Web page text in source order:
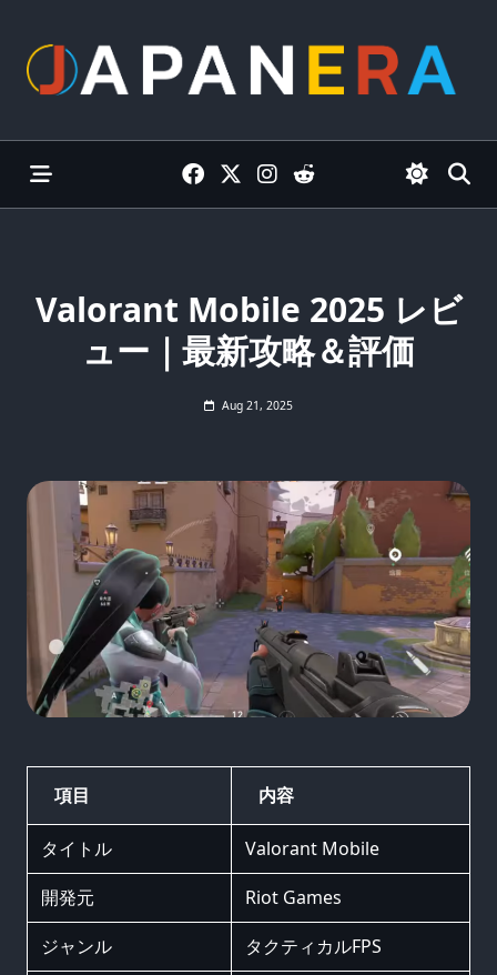
content
Valorant Mobile 2025 レビ
ュー｜最新攻略＆評価
Aug 21, 2025
項目 内容
タイトル
Valorant Mobile
開発元
Riot Games
ジャンル
タクティカルFPS